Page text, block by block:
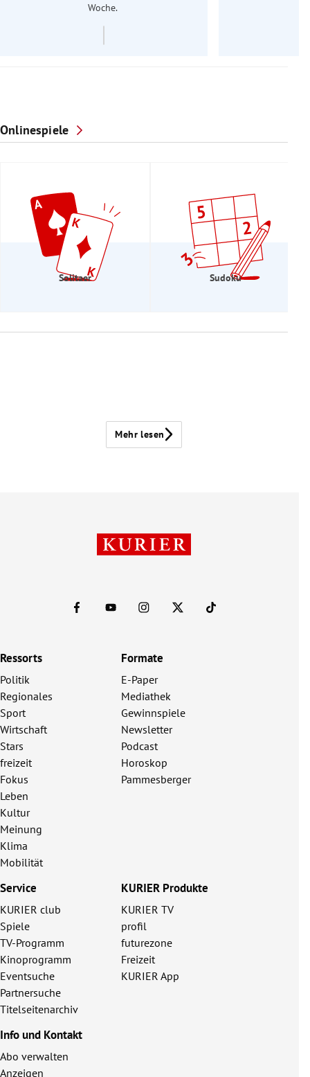
Woche.
Onlinespiele
Solitaer Sudoku
Mehr lesen
Ressorts
Politik
Regionales
Sport
Wirtschaft
Stars
freizeit
Fokus
Leben
Kultur
Meinung
Klima
Mobilität
Formate
E-Paper
Mediathek
Gewinnspiele
Newsletter
Podcast
Horoskop
Pammesberger
Service
KURIER club
Spiele
TV-Programm
Kinoprogramm
Eventsuche
Partnersuche
Titelseitenarchiv
KURIER Produkte
KURIER TV
profil
futurezone
Freizeit
KURIER App
Info und Kontakt
Abo verwalten
Anzeigen